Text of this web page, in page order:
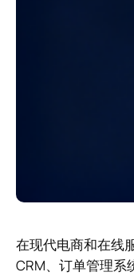
在现代电商和在线
CRM、订单管理系